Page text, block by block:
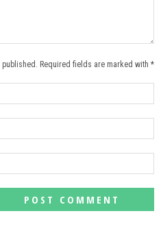
Required fields are marked with *